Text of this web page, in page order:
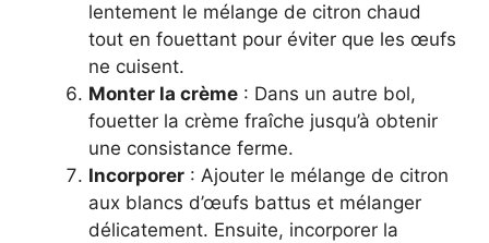
lentement le mélange de citron chaud
tout en fouettant pour éviter que les œufs
ne cuisent.
Monter la crème : Dans un autre bol,
fouetter la crème fraîche jusqu’à obtenir
une consistance ferme.
Incorporer : Ajouter le mélange de citron
aux blancs d’œufs battus et mélanger
délicatement. Ensuite, incorporer la